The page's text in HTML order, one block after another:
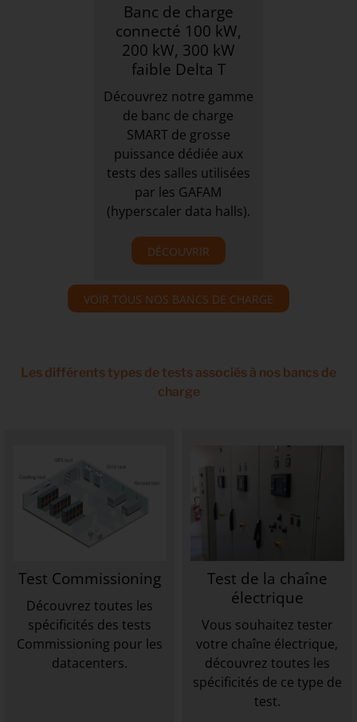
Banc de charge
connecté 100 kW,
200 kW, 300 kW
faible Delta T
Découvrez notre gamme
de banc de charge
SMART de grosse
puissance dédiée aux
tests des salles utilisées
par les GAFAM
(hyperscaler data halls).
DÉCOUVRIR
VOIR TOUS NOS BANCS DE CHARGE
Les différents types de tests associés à nos bancs de
charge
Test Commissioning
Découvrez toutes les
spécificités des tests
Commissioning pour les
datacenters.
Test de la chaîne
électrique
Vous souhaitez tester
votre chaîne électrique,
découvrez toutes les
spécificités de ce type de
test.